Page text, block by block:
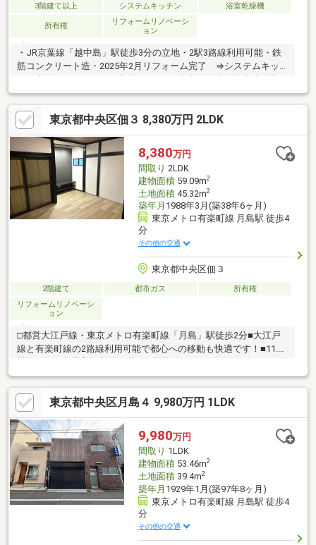
3階建て以上 システムキッチン 浴室乾燥機
所有権
リフォームリノベーシ
ョン
・JR京葉線「越中島」駅徒歩3分の立地・2駅3路線利用可能・鉄
筋コンクリート造・2025年2月リフォーム完了 ⇒システムキッ
チン交換、ユニットバス交換、トイレ3台交換、洗面台化粧台交
換、全室クロス・全室床張り替え、3階に洗面台・シャワー室新
設・1～3階全階にトイレあり・ルーフバルコニーあり・室内大変
丁寧にご使用です・カースペース１台あり（車種による）・現在
売主は本物件で旅館業を営んでおりますが、旅館業の継承はでき
ません。 （参考）2026年3月売上：156万円 4月売上：168万
円 5月売上：198万円
東京都中央区佃３ 8,380万円 2LDK
8,380万円
間取り 2LDK
建物面積59.09m2
土地面積45.32m2
築年月 1988年3月(築38年6ヶ月)
東京メトロ有楽町線 月島駅 徒歩4
分
その他の交通
東京都中央区佃３
2階建て 都市ガス
所有権
リフォームリノベーシ
ョン
□都営大江戸線・東京メトロ有楽町線「月島」駅徒歩2分■大江戸
線と有楽町線の2路線利用可能で都心への移動も快適です！■11.5
壁塗装を含むリフォームを施した綺麗な状態！■隅田川沿いの豊
かな自然を感じられる閑静で落ち着いた住環境！■各部屋収納付
きで季節ものの荷物もすっきりと片付きます！■現在賃貸稼働
中！投資、自己居住に選択肢様々！皆様が住まいに求める「もっ
と」を未来へつなぐ道しるべであります様、”不動産のエキスパー
ト”としてお客様の住まいさがしをサポートします。
東京都中央区月島４ 9,980万円 1LDK
9,980万円
間取り 1LDK
建物面積53.46m2
土地面積39.4m2
築年月 1929年1月(築97年8ヶ月)
東京メトロ有楽町線 月島駅 徒歩4
分
その他の交通